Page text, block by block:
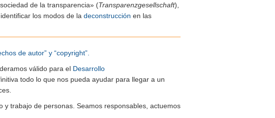
de la transparencia» (Transparenzgesellschaft),
los modos de la deconstrucción en las
de autor” y “copyright”.
válido para el Desarrollo
todo lo que nos pueda ayudar para llegar a un
trabajo de personas. Seamos responsables, actuemos